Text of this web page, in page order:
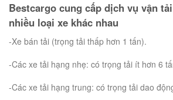
Bestcargo cung cấp dịch vụ vận
nhiều loại xe khác nhau
-Xe bán tải (trọng tải thấp hơn 1 tấn).
-Các xe tải hạng nhẹ: có trọng tải ít hơn 6
-Các xe tải hạng trung: có trọng tải dao